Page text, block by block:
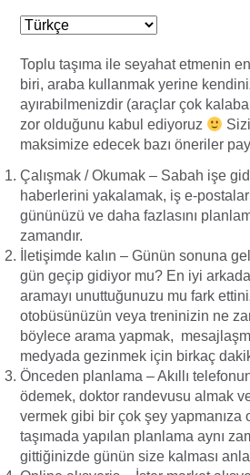
Toplu taşıma ile seyahat etmenin
biri, araba kullanmak yerine
ayırabilmenizdir (araçlar çok
zor olduğunu kabul ediyoruz
maksimize edecek bazı öneriler
Çalışmak / Okumak – Sabah işe
haberlerini yakalamak, iş e-
gününüzü ve daha fazlasını
zamandır.
İletişimde kalın – Günün sonuna
gün geçip gidiyor mu? En iyi
aramayı unuttuğunuzu mu fark
otobüsünüzün veya treninizin ne
böylece arama yapmak,
medyada gezinmek için birkaç
Önceden planlama – Akıllı
ödemek, doktor randevusu almak
vermek gibi bir çok şey yapmanıza
taşımada yapılan planlama aynı
gittiğinizde günün size kalması